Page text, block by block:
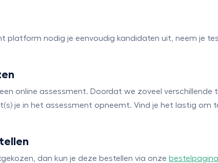
platform nodig je eenvoudig kandidaten uit, neem je
online assessment. Doordat we zoveel
je in het assessment opneemt. Vind je het lastig
dan kun je deze bestellen via onze bestelpagina